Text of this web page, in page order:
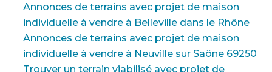
Annonces de terrains avec projet de maison
individuelle à vendre à Belleville dans le Rhône
Annonces de terrains avec projet de maison
individuelle à vendre à Neuville sur Saône 69250
Trouver un terrain viabilisé avec projet de